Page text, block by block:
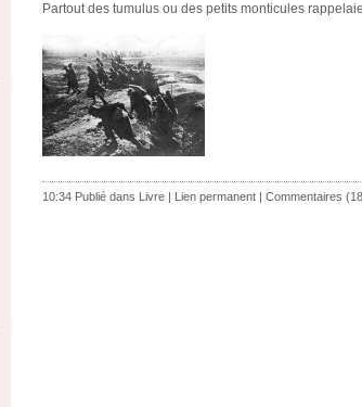
Partout des tumulus ou des petits monticules
10:34 Publié dans Livre | Lien permanent | Commentaires